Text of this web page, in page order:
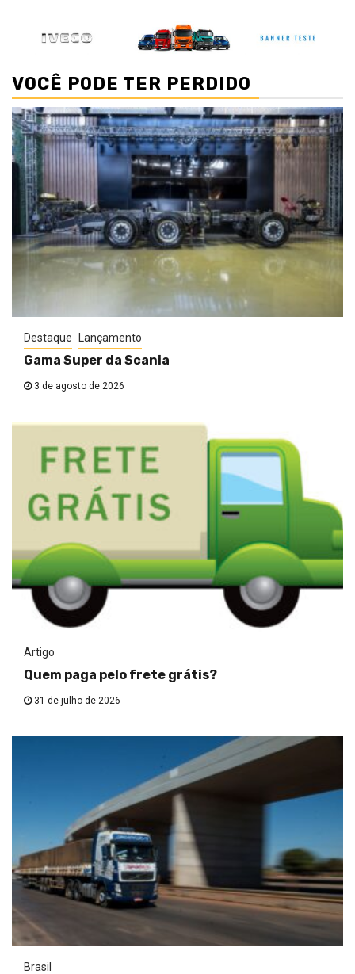
VOCÊ PODE TER PERDIDO
Destaque Lançamento
Gama Super da Scania
3 de agosto de 2026
Artigo
Quem paga pelo frete grátis?
31 de julho de 2026
Brasil